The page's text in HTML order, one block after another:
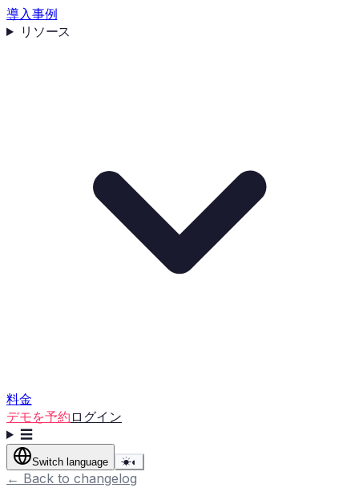
導入事例
リソース
料金
デモを予約 ログイン
☰
Switch language ☀◐
← Back to changelog